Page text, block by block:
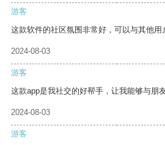
游客
这款软件的社区氛围非常好，可以与其他用
2024-08-03
游客
这款app是我社交的好帮手，让我能够与朋
2024-08-03
游客